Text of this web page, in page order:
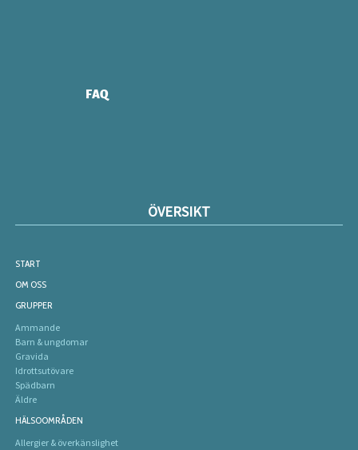
FAQ
ÖVERSIKT
START
OM OSS
GRUPPER
Ammande
Barn & ungdomar
Gravida
Idrottsutövare
Spädbarn
Äldre
HÄLSOOMRÅDEN
Allergier & överkänslighet